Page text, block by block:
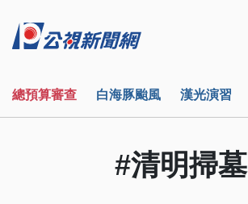
總預算審查 白海豚颱風 漢光演習
#清明掃墓